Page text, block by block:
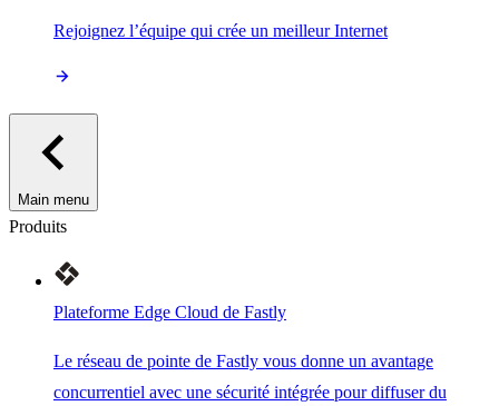
Rejoignez l’équipe qui crée un meilleur Internet
Main menu
Produits
Plateforme Edge Cloud de Fastly
Le réseau de pointe de Fastly vous donne un avantage
concurrentiel avec une sécurité intégrée pour diffuser du